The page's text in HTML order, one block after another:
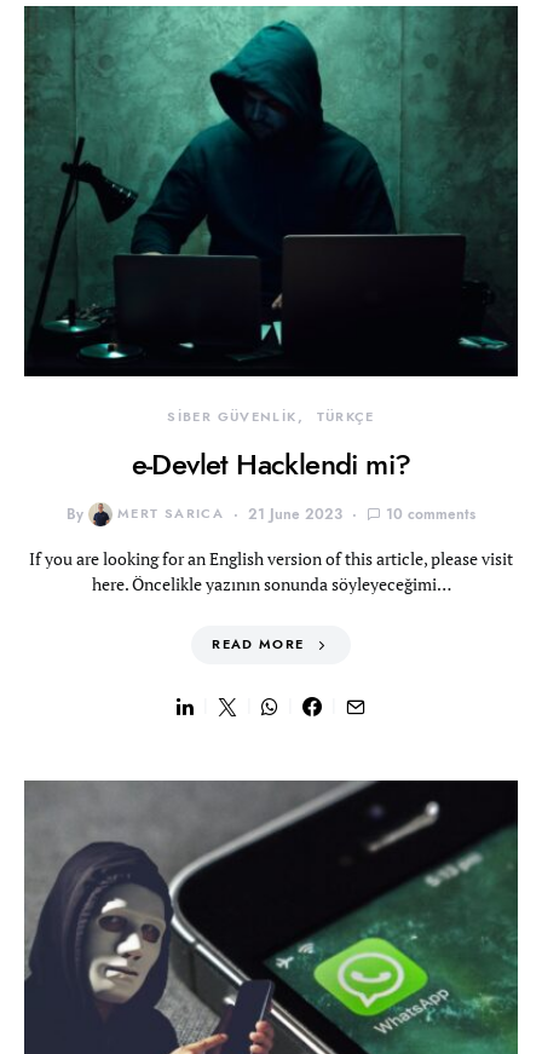
SİBER GÜVENLİK TÜRKÇE
e-Devlet Hacklendi mi?
By MERT SARICA 21 June 2023 10 comments
If you are looking for an English version of this article, please visit
here. Öncelikle yazının sonunda söyleyeceğimi…
READ MORE